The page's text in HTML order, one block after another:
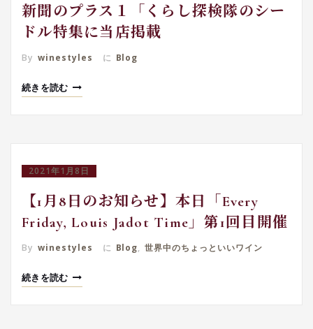
新聞のプラス１「くらし探検隊のシー
ドル特集に当店掲載
By winestyles に Blog
続きを読む
2021年1月8日
【1月8日のお知らせ】本日「Every
Friday, Louis Jadot Time」第1回目開催
By winestyles に Blog, 世界中のちょっといいワイン
続きを読む